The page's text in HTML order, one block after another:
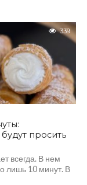
339
просить
всегда. В нем
лишь 10 минут. В